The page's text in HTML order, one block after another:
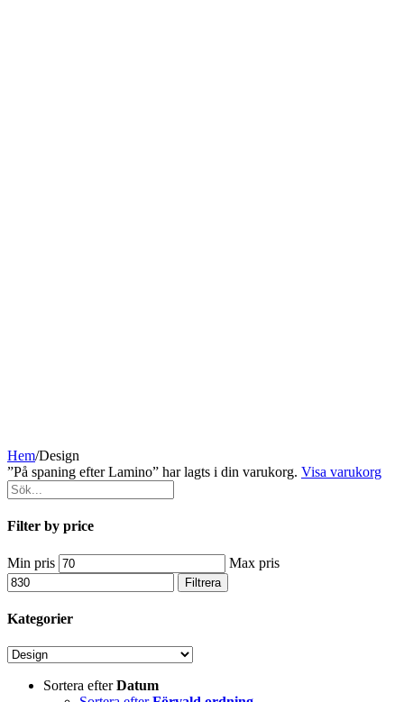
Hem/Design
”På spaning efter Lamino” har lagts i din varukorg. Visa varukorg
Filter by price
Min pris Max pris
Filtrera
Kategorier
Sortera efterDatum